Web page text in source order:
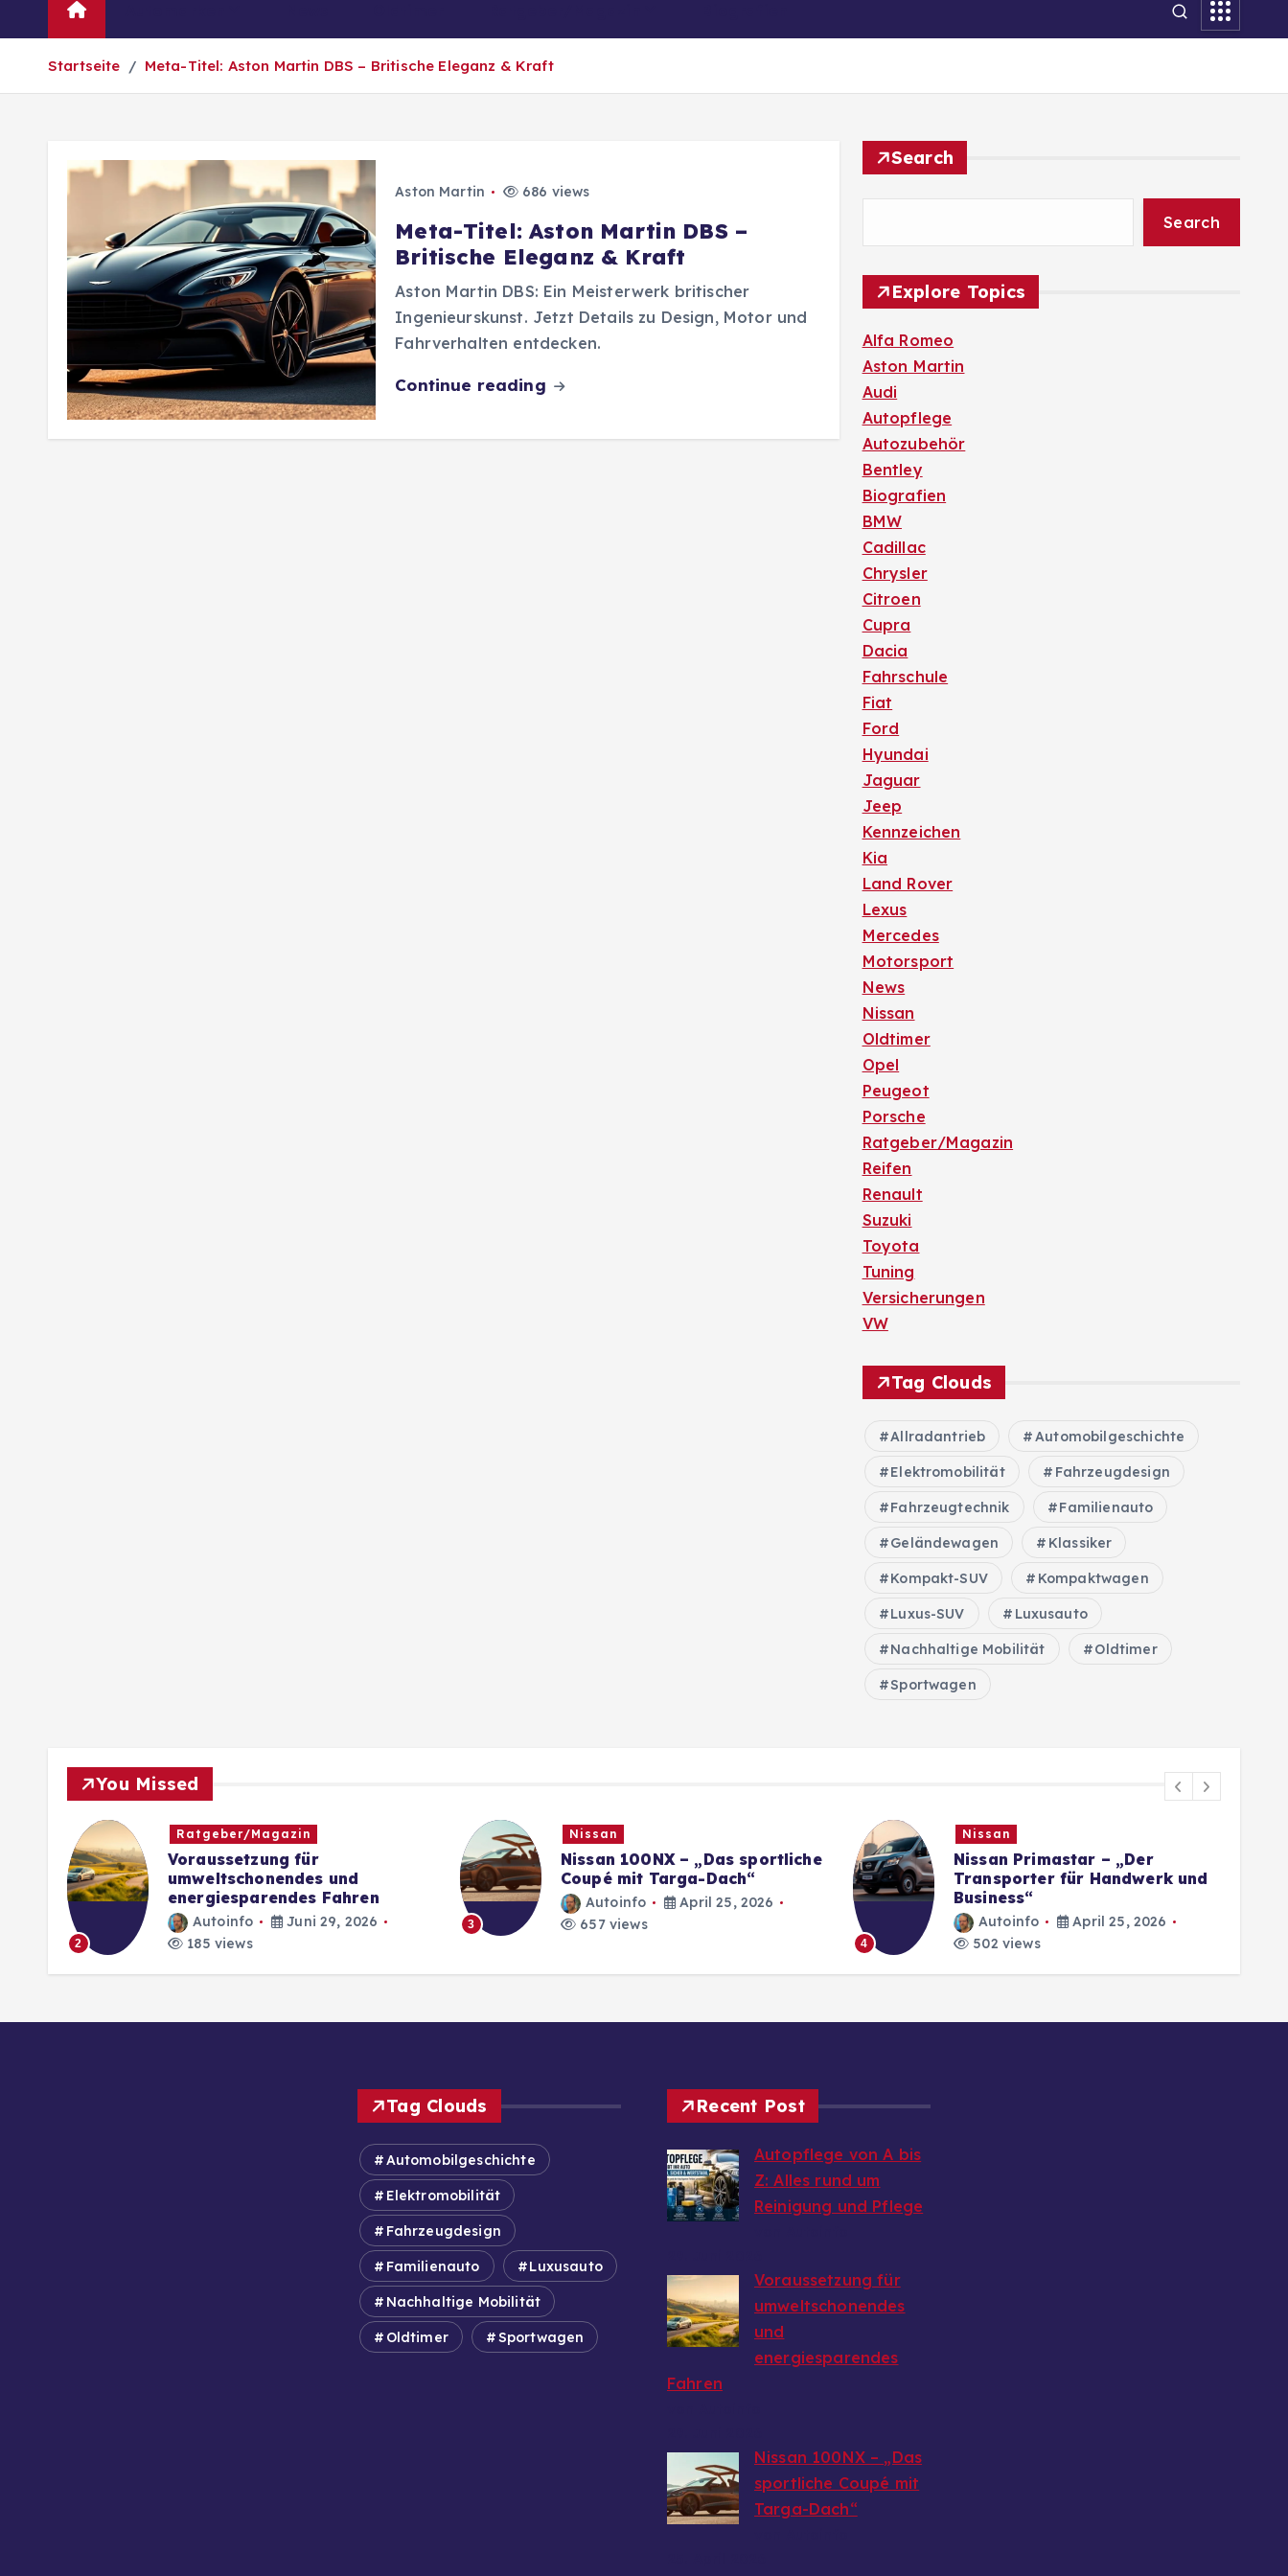
Startseite Meta-Titel: Aston Martin DBS – Britische Eleganz & Kraft
Aston Martin 686 views
Meta-Titel: Aston Martin DBS –
Britische Eleganz & Kraft
Aston Martin DBS: Ein Meisterwerk britischer
Ingenieurskunst. Jetzt Details zu Design, Motor und
Fahrverhalten entdecken.
Continue reading
Search
Search
Explore Topics
Alfa Romeo
Aston Martin
Audi
Autopflege
Autozubehör
Bentley
Biografien
BMW
Cadillac
Chrysler
Citroen
Cupra
Dacia
Fahrschule
Fiat
Ford
Hyundai
Jaguar
Jeep
Kennzeichen
Kia
Land Rover
Lexus
Mercedes
Motorsport
News
Nissan
Oldtimer
Opel
Peugeot
Porsche
Ratgeber/Magazin
Reifen
Renault
Suzuki
Toyota
Tuning
Versicherungen
VW
Tag Clouds
Allradantrieb Automobilgeschichte
Elektromobilität Fahrzeugdesign
Fahrzeugtechnik Familienauto
Geländewagen Klassiker
Kompakt-SUV Kompaktwagen
Luxus-SUV Luxusauto
Nachhaltige Mobilität Oldtimer
Sportwagen
You Missed
2
Ratgeber/Magazin
Voraussetzung für
umweltschonendes und
energiesparendes Fahren
Autoinfo
Juni 29, 2026
185 views
3
Nissan
Nissan 100NX – „Das sportliche
Coupé mit Targa-Dach“
Autoinfo
April 25, 2026
657 views
4
Nissan
Nissan Primastar – „Der
Transporter für Handwerk und
Business“
Autoinfo
April 25, 2026
502 views
Tag Clouds
Automobilgeschichte
Elektromobilität
Fahrzeugdesign
Familienauto Luxusauto
Nachhaltige Mobilität
Oldtimer Sportwagen
Recent Post
Autopflege von A bis
Z: Alles rund um
Reinigung und Pflege
Voraussetzung für
umweltschonendes
und
energiesparendes
Fahren
Nissan 100NX – „Das
sportliche Coupé mit
Targa-Dach“